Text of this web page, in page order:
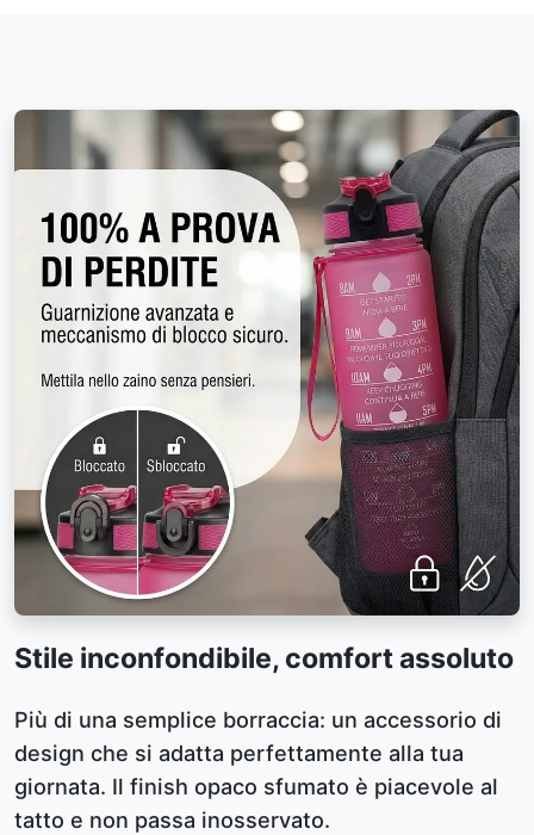
Stile inconfondibile, comfort assoluto
Più di una semplice borraccia: un accessorio di
design che si adatta perfettamente alla tua
giornata. Il finish opaco sfumato è piacevole al
tatto e non passa inosservato.